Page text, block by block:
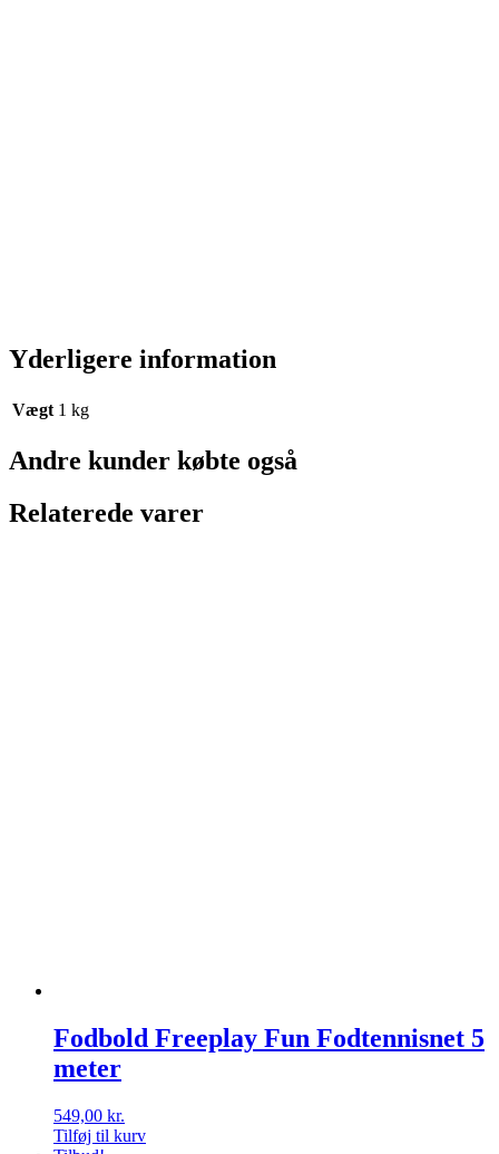
Yderligere information
Vægt 1 kg
Andre kunder købte også
Relaterede varer
Fodbold Freeplay Fun Fodtennisnet 5
meter
549,00 kr.
Tilføj til kurv